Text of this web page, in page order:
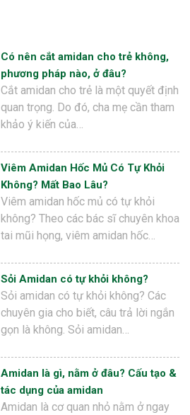
Có nên cắt amidan cho trẻ không,
phương pháp nào, ở đâu?
Cắt amidan cho trẻ là một quyết định
quan trọng. Do đó, cha mẹ cần tham
khảo ý kiến của…
Viêm Amidan Hốc Mủ Có Tự Khỏi
Không? Mất Bao Lâu?
Viêm amidan hốc mủ có tự khỏi
không? Theo các bác sĩ chuyên khoa
tai mũi họng, viêm amidan hốc…
Sỏi Amidan có tự khỏi không?
Sỏi amidan có tự khỏi không? Các
chuyên gia cho biết, câu trả lời ngắn
gọn là không. Sỏi amidan…
Amidan là gì, nằm ở đâu? Cấu tạo &
tác dụng của amidan
Amidan là cơ quan nhỏ nằm ở ngay